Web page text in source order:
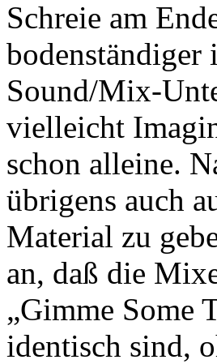
Schreie am
Sound/Mix-
vielleicht
schon alleine.
übrigens auch
Material zu
an, daß die
„Gimme Some
identisch sind,